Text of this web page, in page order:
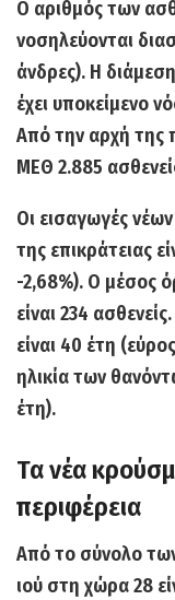
Ο αριθμός των
νοσηλεύονται
άνδρες). Η
έχει υποκείμενο
Από την αρχή της
ΜΕΘ 2.885
Οι εισαγωγές
της επικράτειας
-2,68%). Ο μέσος
είναι234
είναι 40 έτη
ηλικία των
έτη).
Τα νέα
περιφέρεια
Από το σύνολο
ιού στη χώρα28